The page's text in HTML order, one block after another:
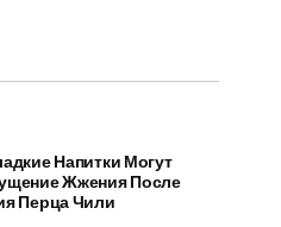
Напитки Могут
Жжения После
Перца Чили